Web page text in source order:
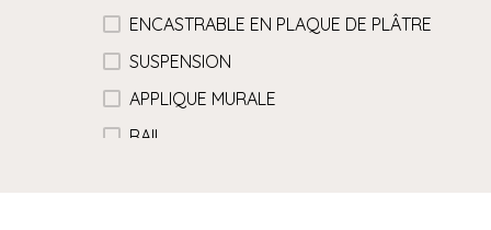
ENCASTRABLE EN PLAQUE DE PLÂTRE
SUSPENSION
APPLIQUE MURALE
RAIL